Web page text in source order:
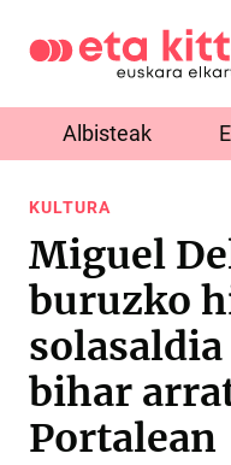
Albisteak
KULTURA
Miguel
buruzko
bihar
Portalean